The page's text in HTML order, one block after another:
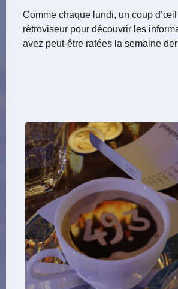
Comme chaque lundi, un coup
rétroviseur pour découvrir les
avez peut-être ratées la semaine